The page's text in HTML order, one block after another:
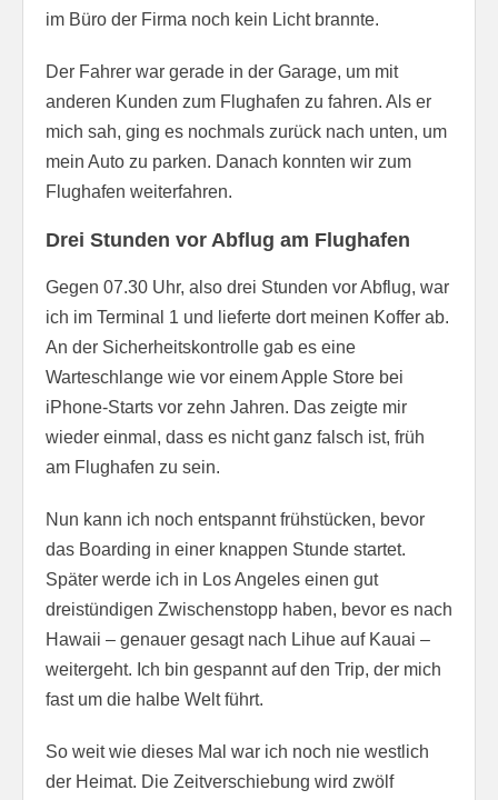
im Büro der Firma noch kein Licht brannte.
Der Fahrer war gerade in der Garage, um mit
anderen Kunden zum Flughafen zu fahren. Als er
mich sah, ging es nochmals zurück nach unten, um
mein Auto zu parken. Danach konnten wir zum
Flughafen weiterfahren.
Drei Stunden vor Abflug am Flughafen
Gegen 07.30 Uhr, also drei Stunden vor Abflug, war
ich im Terminal 1 und lieferte dort meinen Koffer ab.
An der Sicherheitskontrolle gab es eine
Warteschlange wie vor einem Apple Store bei
iPhone-Starts vor zehn Jahren. Das zeigte mir
wieder einmal, dass es nicht ganz falsch ist, früh
am Flughafen zu sein.
Nun kann ich noch entspannt frühstücken, bevor
das Boarding in einer knappen Stunde startet.
Später werde ich in Los Angeles einen gut
dreistündigen Zwischenstopp haben, bevor es nach
Hawaii – genauer gesagt nach Lihue auf Kauai –
weitergeht. Ich bin gespannt auf den Trip, der mich
fast um die halbe Welt führt.
So weit wie dieses Mal war ich noch nie westlich
der Heimat. Die Zeitverschiebung wird zwölf